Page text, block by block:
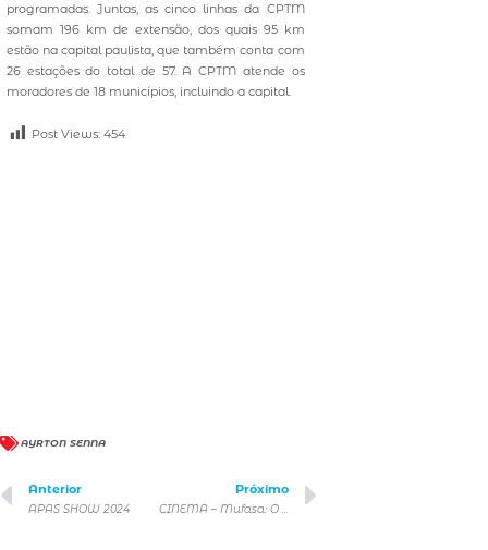
programadas. Juntas, as cinco linhas da CPTM
somam 196 km de extensão, dos quais 95 km
estão na capital paulista, que também conta com
26 estações do total de 57. A CPTM atende os
moradores de 18 municípios, incluindo a capital.
Post Views: 454
AYRTON SENNA
Anterior
APAS SHOW 2024
Próximo